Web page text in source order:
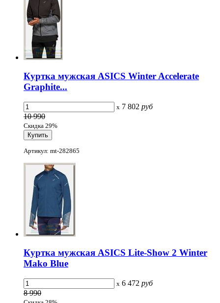
Куртка мужская ASICS Winter Accelerate
Graphite...
x 7 802 руб
10 990
Скидка 29%
Артикул: mt-282865
Куртка мужская ASICS Lite-Show 2 Winter
Mako Blue
x 6 472 руб
8 990